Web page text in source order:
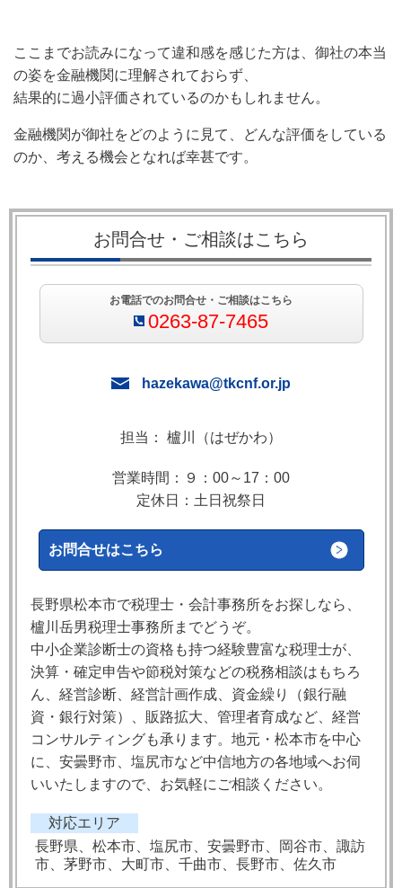
ここまでお読みになって違和感を感じた方は、御社の本当
の姿を金融機関に理解されておらず、
結果的に過小評価されているのかもしれません。
金融機関が御社をどのように見て、どんな評価をしている
のか、考える機会となれば幸甚です。
お問合せ・ご相談はこちら
お電話でのお問合せ・ご相談はこちら
0263-87-7465
hazekawa@tkcnf.or.jp
担当： 櫨川（はぜかわ）
営業時間：９：00～17：00
定休日：土日祝祭日
お問合せはこちら
長野県松本市で税理士・会計事務所をお探しなら、
櫨川岳男税理士事務所までどうぞ。
中小企業診断士の資格も持つ経験豊富な税理士が、
決算・確定申告や節税対策などの税務相談はもちろ
ん、経営診断、経営計画作成、資金繰り（銀行融
資・銀行対策）、販路拡大、管理者育成など、経営
コンサルティングも承ります。地元・松本市を中心
に、安曇野市、塩尻市など中信地方の各地域へお伺
いいたしますので、お気軽にご相談ください。
対応エリア
長野県、松本市、塩尻市、安曇野市、岡谷市、諏訪
市、茅野市、大町市、千曲市、長野市、佐久市